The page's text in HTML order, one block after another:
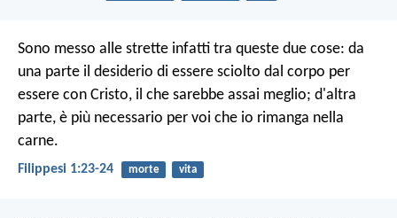
Sono messo alle strette infatti tra queste due cose: da
una parte il desiderio di essere sciolto dal corpo per
essere con Cristo, il che sarebbe assai meglio; d'altra
parte, è più necessario per voi che io rimanga nella
carne.
Filippesi 1:23-24 morte vita